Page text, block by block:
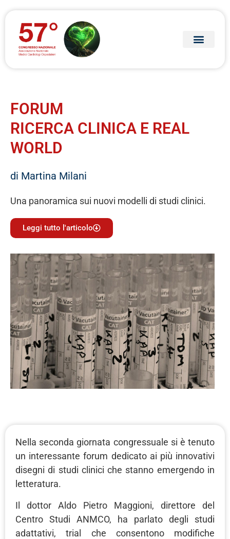
FORUM
RICERCA CLINICA E REAL
WORLD
di Martina Milani
Una panoramica sui nuovi modelli di studi clinici.
Leggi tutto l'articolo
Nella seconda giornata congressuale si è tenuto
un interessante forum dedicato ai più innovativi
disegni di studi clinici che stanno emergendo in
letteratura.
Il dottor Aldo Pietro Maggioni, direttore del
Centro Studi ANMCO, ha parlato degli studi
adattativi, trial che consentono modifiche